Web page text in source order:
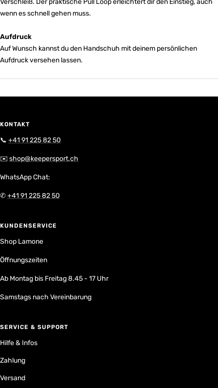
wenn es schnell gehen muss.
Aufdruck
Auf Wunsch kannst du den Handschuh mit deinem persönlichen
Aufdruck versehen lassen.
KONTAKT
📞 +41 91 225 82 50
✉️ shop@keepersport.ch
WhatsApp Chat:
✆+41 91 225 82 50
KUNDENSERVICE
Shop Lamone
Öffnungszeiten
Ab Montag bis Freitag 8.45 - 17 Uhr
Samstags nach Vereinbarung
SERVICE & SUPPORT
Hilfe & Infos
Zahlung
Versand